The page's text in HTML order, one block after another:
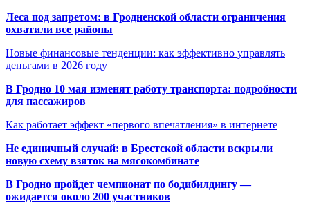
Леса под запретом: в Гродненской области ограничения
охватили все районы
Новые финансовые тенденции: как эффективно управлять
деньгами в 2026 году
В Гродно 10 мая изменят работу транспорта: подробности
для пассажиров
Как работает эффект «первого впечатления» в интернете
Не единичный случай: в Брестской области вскрыли
новую схему взяток на мясокомбинате
В Гродно пройдет чемпионат по бодибилдингу —
ожидается около 200 участников